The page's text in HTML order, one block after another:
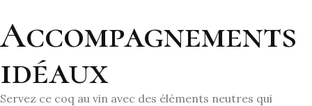
Accompagnements
idéaux
Servez ce coq au vin avec des éléments neutres qui